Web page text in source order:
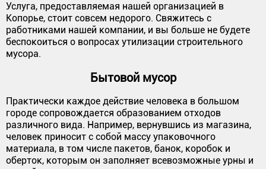
Услуга, предоставляемая нашей организацией в
Копорье, стоит совсем недорого. Свяжитесь с
работниками нашей компании, и вы больше не будете
беспокоиться о вопросах утилизации строительного
мусора.
Бытовой мусор
Практически каждое действие человека в большом
городе сопровождается образованием отходов
различного вида. Например, вернувшись из магазина,
человек приносит с собой массу упаковочного
материала, в том числе пакетов, банок, коробок и
оберток, которым он заполняет всевозможные урны и